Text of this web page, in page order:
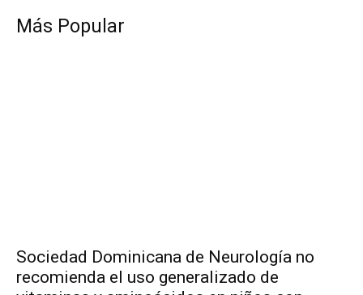
Más Popular
Sociedad Dominicana de Neurología no
recomienda el uso generalizado de